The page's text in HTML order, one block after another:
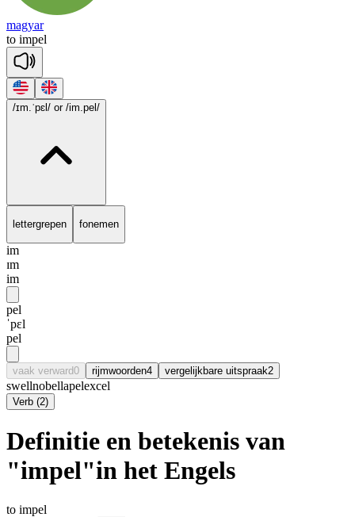
magyar
to impel
/ɪm.ˈpɛl/ or /im.pel/
lettergrepen fonemen
im
ɪm
im
pel
ˈpɛl
pel
vaak verward0 rijmwoorden4 vergelijkbare uitspraak2
swellnobellapelexcel
Verb (2)
Definitie en betekenis van
"impel"in het Engels
to impel